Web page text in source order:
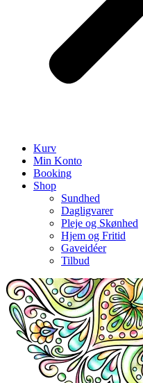
Kurv
Min Konto
Booking
Shop
Sundhed
Dagligvarer
Pleje og Skønhed
Hjem og Fritid
Gaveidéer
Tilbud